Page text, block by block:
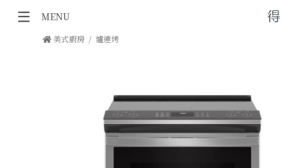
MENU
美式廚房
爐連烤